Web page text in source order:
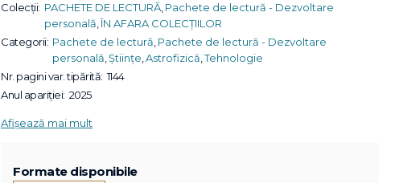
Colecții: PACHETE DE LECTURĂ, Pachete de lectură - Dezvoltare
personală ,ÎN AFARA COLECȚIILOR
Categorii: Pachete de lectură Pachete de lectură - Dezvoltare
personală Științe Astrofizică ,Tehnologie
Nr. pagini var. tipărită: 1144
Anul apariției: 2025
Afișează mai mult
Formate disponibile